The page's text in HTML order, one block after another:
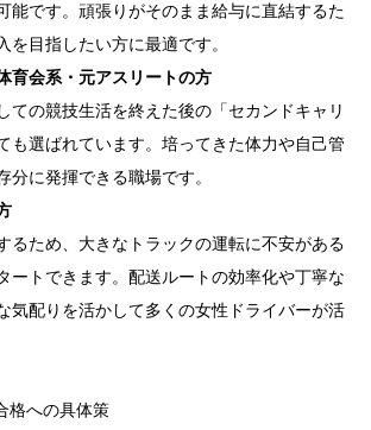
能です。頑張りがそのまま給与に直結するた
を目指したい方に最適です。
育会系・元アスリートの方
ての競技生活を終えた後の「セカンドキャリ
も選ばれています。培ってきた体力や自己管
分に発揮できる職場です。
るため、大きなトラックの運転に不安がある
ートできます。配送ルートの効率化や丁寧な
気配りを活かして多くの女性ドライバーが活
格への具体策